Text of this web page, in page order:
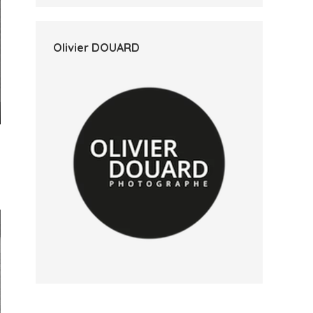
Olivier DOUARD